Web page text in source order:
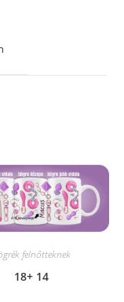
felnőtteknek
18+ 14